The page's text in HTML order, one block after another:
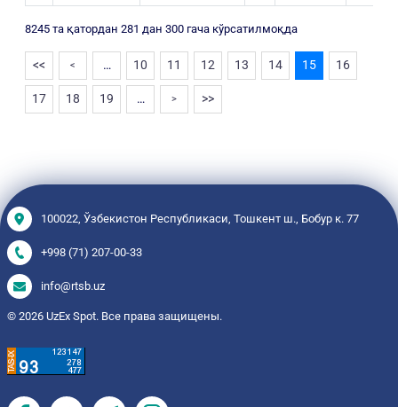
8245 та қатордан 281 дан 300 гача кўрсатилмоқда
<< < … 10 11 12 13 14 15 16
17 18 19 … > >>
100022, Ўзбекистон Республикаси, Тошкент ш., Бобур к. 77
+998 (71) 207-00-33
info@rtsb.uz
© 2026 UzEx Spot. Все права защищены.